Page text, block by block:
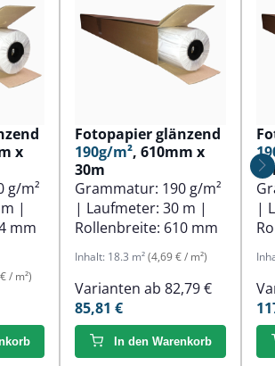
x
g/m²
|
mm
/ m²)
Fotopapier glänzend
190g/m², 610mm x
30m
Grammatur: 190 g/m²
| Laufmeter: 30 m |
Rollenbreite: 610 mm
Inhalt: 18.3 m²(4,69 € / m²)
Varianten ab 82,79 €
85,81 €
In den Warenkorb
|